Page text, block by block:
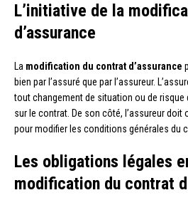
L’initiative de la
d’assurance
La modification du contrat d’assurance
bien par l’assuré que par l’assureur.
tout changement de situation ou de risque
sur le contrat. De son côté, l’assureur doit
pour modifier les conditions générales du
Les obligations légales
modification du contrat